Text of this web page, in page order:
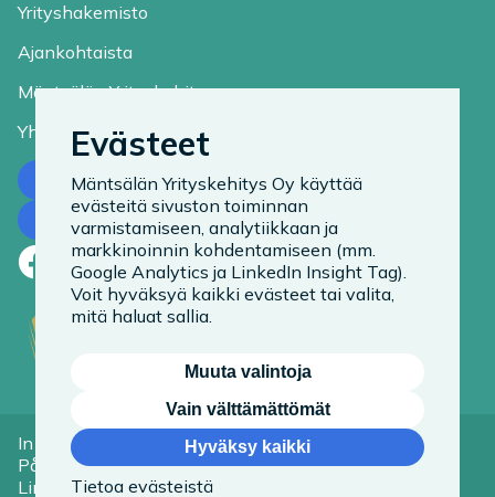
Yrityshakemisto
Ajankohtaista
Mäntsälän Yrityskehitys
Yhteystiedot
Ota yhteyttä
Tilaa uutiskirje
Facebook
LinkedIn
Instagram
In English
På Svenska
Linkit
Tietoa evästeistä
Saavutettavuusseloste
Evästeet
Mäntsälän Yrityskehitys Oy käyttää
evästeitä sivuston toiminnan
varmistamiseen, analytiikkaan ja
markkinoinnin kohdentamiseen (mm.
Google Analytics ja LinkedIn Insight Tag).
Voit hyväksyä kaikki evästeet tai valita,
mitä haluat sallia.
Muuta valintoja
Vain välttämättömät
Hyväksy kaikki
Tietoa evästeistä